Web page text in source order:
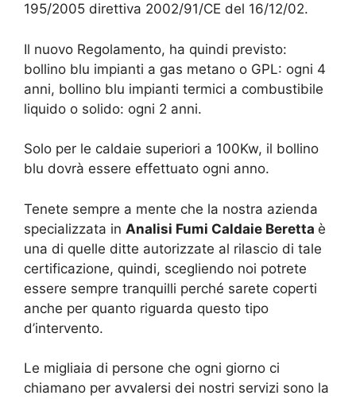
195/2005 direttiva 2002/91/CE del 16/12/02.
Il nuovo Regolamento, ha quindi previsto:
bollino blu impianti a gas metano o GPL: ogni 4
anni, bollino blu impianti termici a combustibile
liquido o solido: ogni 2 anni.
Solo per le caldaie superiori a 100Kw, il bollino
blu dovrà essere effettuato ogni anno.
Tenete sempre a mente che la nostra azienda
specializzata in Analisi Fumi Caldaie Beretta è
una di quelle ditte autorizzate al rilascio di tale
certificazione, quindi, scegliendo noi potrete
essere sempre tranquilli perché sarete coperti
anche per quanto riguarda questo tipo
d’intervento.
Le migliaia di persone che ogni giorno ci
chiamano per avvalersi dei nostri servizi sono la